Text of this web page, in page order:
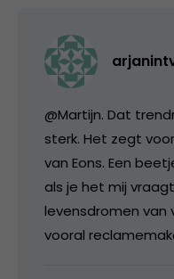
@Martijn. Dat
sterk. Het zegt
van Eons. Een
als je het mij
levensdromen van
vooral